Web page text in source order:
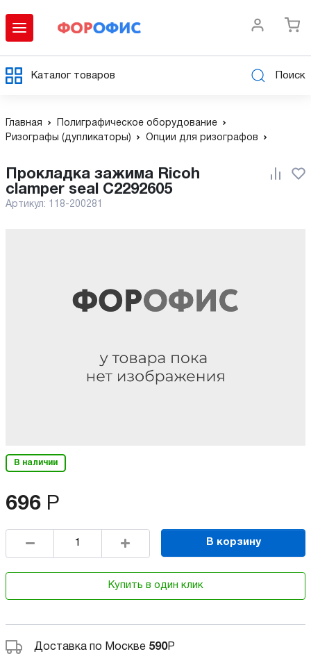
Каталог товаров Поиск
Главная
Полиграфическое оборудование
Ризографы (дупликаторы)
Опции для ризографов
clamper seal C2292605
Артикул: 118-200281
В наличии
696 Р
В корзину
Купить в один клик
Доставка по Москве 590Р